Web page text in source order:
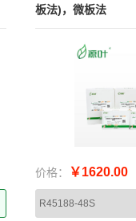
板法)，微板法
价格： ￥1620.00